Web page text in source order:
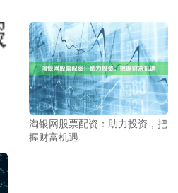
淘银网股票配资：助力投资，把
握财富机遇